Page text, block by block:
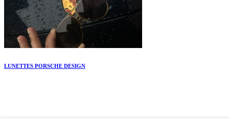
LUNETTES PORSCHE DESIGN